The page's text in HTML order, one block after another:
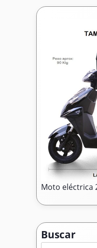
Moto eléctrica
Buscar